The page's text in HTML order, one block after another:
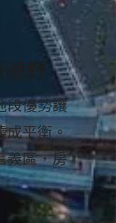
野
段優勢讓
成平衡。
義區，房